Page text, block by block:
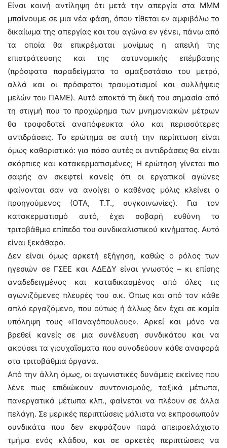
Είναι κοινή αντίληψη ότι μετά την απεργία στα ΜΜΜ
μπαίνουμε σε μια νέα φάση, όπου τίθεται εν αμφιβόλω το
δικαίωμα της απεργίας και του αγώνα εν γένει, πάνω από
τα οποία θα επικρέμαται μονίμως η απειλή της
επιστράτευσης και της αστυνομικής επέμβασης
(πρόσφατα παραδείγματα το αμαξοστάσιο του μετρό,
αλλά και οι πρόσφατοι τραυματισμοί και συλλήψεις
μελών του ΠΑΜΕ). Αυτό αποκτά τη δική του σημασία από
τη στιγμή που το προχώρημα των μνημονιακών μέτρων
θα τροφοδοτεί αναπόφευκτα όλο και περισσότερες
αντιδράσεις. Το ερώτημα σε αυτή την περίπτωση είναι
όμως καθοριστικό: για πόσο αυτές οι αντιδράσεις θα είναι
σκόρπιες και κατακερματισμένες; Η ερώτηση γίνεται πιο
σαφής αν σκεφτεί κανείς ότι οι εργατικοί αγώνες
φαίνονται σαν να ανοίγει ο καθένας μόλις κλείνει ο
προηγούμενος (ΟΤΑ, Τ.Τ., συγκοινωνίες). Για τον
κατακερματισμό αυτό, έχει σοβαρή ευθύνη το
τριτοβάθμιο επίπεδο του συνδικαλιστικού κινήματος. Αυτό
είναι ξεκάθαρο.
Δεν είναι όμως αρκετή εξήγηση, καθώς ο ρόλος των
ηγεσιών σε ΓΣΕΕ και ΑΔΕΔΥ είναι γνωστός – κι επίσης
αναδεδειγμένος και καταδικασμένος από όλες τις
αγωνιζόμενες πλευρές του σ.κ. Όπως και από τον κάθε
απλό εργαζόμενο, που ούτως ή άλλως δεν έχει σε καμία
υπόληψη τους «Παναγόπουλους». Αρκεί και μόνο να
βρεθεί κανείς σε μια συνέλευση συνδικάτου και να
ακούσει τα γιουχαΐσματα που συνοδεύουν κάθε αναφορά
στα τριτοβάθμια όργανα.
Από την άλλη όμως, οι αγωνιστικές δυνάμεις εκείνες που
λένε πως επιδιώκουν συντονισμούς, ταξικά μέτωπα,
πανεργατικά μέτωπα κλπ., φαίνεται να πλέουν σε άλλα
πελάγη. Σε μερικές περιπτώσεις μάλιστα να εκπροσωπούν
συνδικάτα που δεν εκφράζουν παρά απειροελάχιστο
τμήμα ενός κλάδου, και σε αρκετές περιπτώσεις να